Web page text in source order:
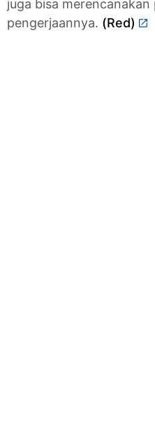
juga bisa
pengerjaannya. (Red)